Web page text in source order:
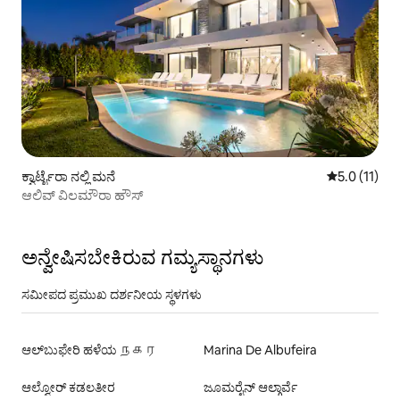
ಕ್ವಾರ್ಟೈರಾ ನಲ್ಲಿ ಮನೆ 5 ರಲ್ಲಿ 5.0
5.0 (11)
ಆಲಿವ್ ವಿಲಮೌರಾ ಹೌಸ್
ಅನ್ವೇಷಿಸಬೇಕಿರುವ ಗಮ್ಯಸ್ಥಾನಗಳು
ಸಮೀಪದ ಪ್ರಮುಖ ದರ್ಶನೀಯ ಸ್ಥಳಗಳು
ಆಲ್‌ಬುಫೇರಿ ಹಳೆಯ நகர Marina De Albufeira
ಆಲ್ವೋರ್ ಕಡಲತೀರ ಜೂಮರೈನ್ ಆಲ್ಗಾರ್ವೆ